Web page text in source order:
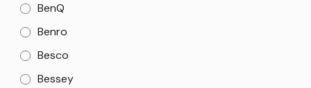
BenQ
Benro
Besco
Bessey